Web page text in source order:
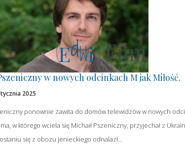
w nowych odcinkach M jak Miłość.
2025
ponownie zawita do domów telewidzów w nowych
w którego wciela się Michaił Pszeniczny, przyjechał z
się z obozu jenieckiego odnalazł...